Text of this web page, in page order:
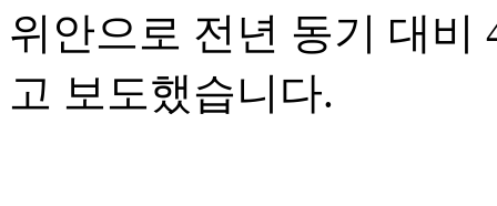
위안으로 전년 동기 대비
고 보도했습니다.